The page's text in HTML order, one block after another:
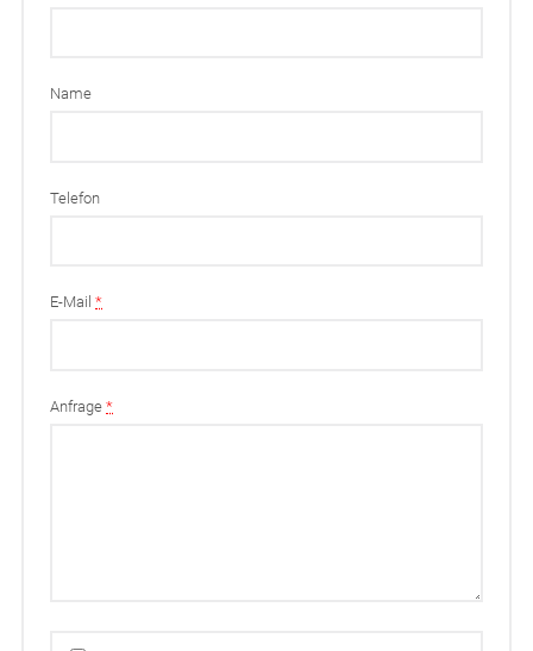
Name
Telefon
E-Mail*
Anfrage*